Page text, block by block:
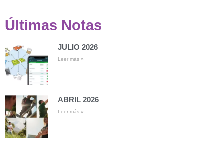
Últimas Notas
JULIO 2026
Leer más »
ABRIL 2026
Leer más »